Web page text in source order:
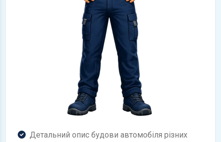
Детальний опис будови автомобіля різних